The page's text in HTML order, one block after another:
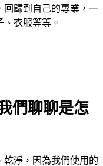
回歸到自己的專業，一
衣服等等。
們聊聊是怎
乾淨，因為我們使用的